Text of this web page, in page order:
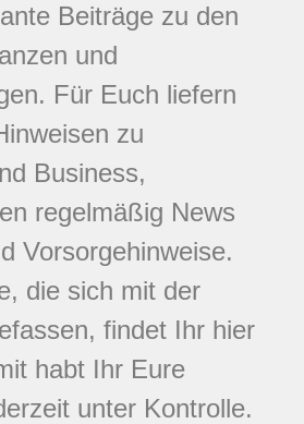
Beiträge zu den
und
Für Euch liefern
zu
Business,
regelmäßig News
Vorsorgehinweise.
die sich mit der
findet Ihr hier
habt Ihr Eure
unter Kontrolle.